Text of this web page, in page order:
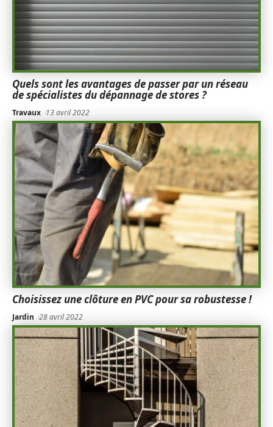
Quels sont les avantages de passer par un réseau
de spécialistes du dépannage de stores ?
Travaux 13 avril 2022
Choisissez une clôture en PVC pour sa robustesse !
Jardin 28 avril 2022